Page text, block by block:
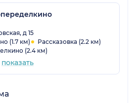
д 15
(1.7 км)
Рассказовка (2.2 км)
(2.4 км)
показать